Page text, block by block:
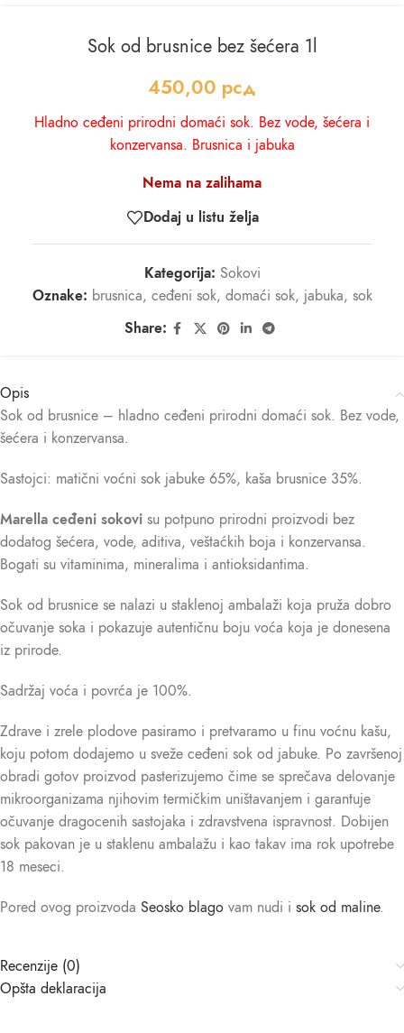
Sok od brusnice bez šećera 1l
450,00 рсд
Hladno ceđeni prirodni domaći sok. Bez vode, šećera i
konzervansa. Brusnica i jabuka
Nema na zalihama
Dodaj u listu želja
Kategorija: Sokovi
Oznake: brusnica, ceđeni sok, domaći sok, jabuka, sok
Share:
Opis
Sok od brusnice – hladno ceđeni prirodni domaći sok. Bez vode,
šećera i konzervansa.
Sastojci: matični voćni sok jabuke 65%, kaša brusnice 35%.
Marella ceđeni sokovi su potpuno prirodni proizvodi bez
dodatog šećera, vode, aditiva, veštaćkih boja i konzervansa.
Bogati su vitaminima, mineralima i antioksidantima.
Sok od brusnice se nalazi u staklenoj ambalaži koja pruža dobro
očuvanje soka i pokazuje autentičnu boju voća koja je donesena
iz prirode.
Sadržaj voća i povrća je 100%.
Zdrave i zrele plodove pasiramo i pretvaramo u finu voćnu kašu,
koju potom dodajemo u sveže ceđeni sok od jabuke. Po završenoj
obradi gotov proizvod pasterizujemo čime se sprečava delovanje
mikroorganizama njihovim termičkim uništavanjem i garantuje
očuvanje dragocenih sastojaka i zdravstvena ispravnost. Dobijen
sok pakovan je u staklenu ambalažu i kao takav ima rok upotrebe
18 meseci.
Pored ovog proizvoda Seosko blago vam nudi i sok od maline.
Recenzije (0)
Opšta deklaracija